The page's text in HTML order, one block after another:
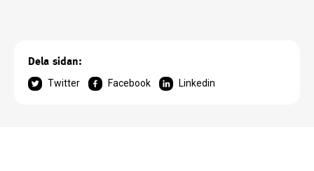
Dela sidan:
Twitter Facebook Linkedin